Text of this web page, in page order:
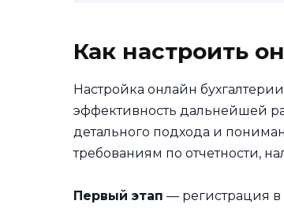
Как настроить
Настройка онлайн
эффективность дальнейшей
детального подхода и
требованиям по отчетности,
Первый этап — регистрация в